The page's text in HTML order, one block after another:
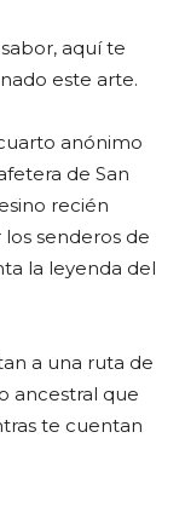
aquí te
este arte.
anónimo
de San
recién
senderos de
la leyenda del
a una ruta de
ancestral que
te cuentan